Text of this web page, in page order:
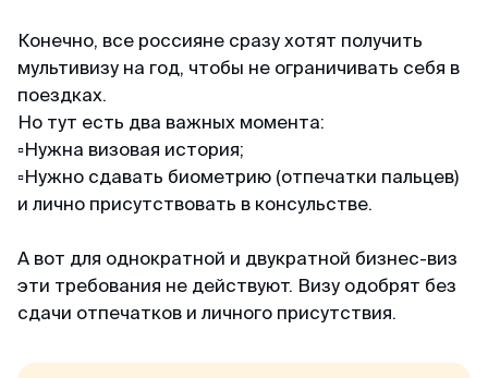
Мария
Отзыв с Яндекса · 2023
Легко и просто
MyVisaWorld помогали нам с оформлением
визы в Сингапур. Процесс подачи документов
сложностей. Сотрудник компании ответил
оперативно и поделился очень подробной
инструкцией для сбора документов и
визы были готовы! После обращения в
Конечно, все россияне сразу хотят получить
мультивизу на год, чтобы не ограничивать себя в
поездках.
Но тут есть два важных момента:
▫️Нужна визовая история;
▫️Нужно сдавать биометрию (отпечатки пальцев)
и лично присутствовать в консульстве.
А вот для однократной и двукратной бизнес-виз
эти требования не действуют. Визу одобрят без
сдачи отпечатков и личного присутствия.